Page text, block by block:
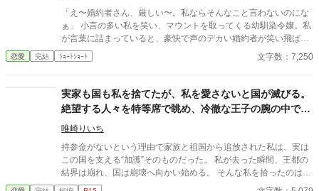
「え〜婚約者さん、厳しい〜。私ならそんなこと言わないのにな
ぁ」 小言の多い私を笑い、マウントを取ってくる幼馴染令嬢。私
が言葉に詰まっていると、豪快で声のデカい婚約者が笑い飛ばし
た。 「そうだな、だからお前は未だに婚約相手が決まらないんだ
ろうな！」 悪気ゼロ(?)の大声正論パンチで、幼馴染をバッサリ撃
と痛快ラブコメディ。
恋愛 完結 ｼｮｰﾄｼｮｰﾄ 文字数：7,250
実家も国も私を捨てたが、私を愛さないと国が滅びる。
絶望する人々を特等席で眺め、冷徹な王子の腕の中で思
考停止する。
唯崎りいち
持参金がないという理由で家族と祖国から追放された私は、実は
この国を支える“加護”そのものだった。 私が去った瞬間、王都の
結界は崩れ、国は崩壊へ向かい始める。 そんな私を拾ったのは、
冷徹と噂される隣国の王子。 「やっと見つけた。お前は俺のもの